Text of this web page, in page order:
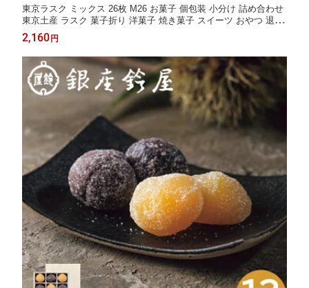
東京ラスク ミックス 26枚 M26 お菓子 個包装 小分け 詰め合わせ
東京土産 ラスク 菓子折り 洋菓子 焼き菓子 スイーツ おやつ 退職
プチギフト ギフト プレゼント 内祝い お返し 出産 結婚 香典返し
卒業 異動 お礼 手土産 挨拶 ホワイトデー お返し
2,160円